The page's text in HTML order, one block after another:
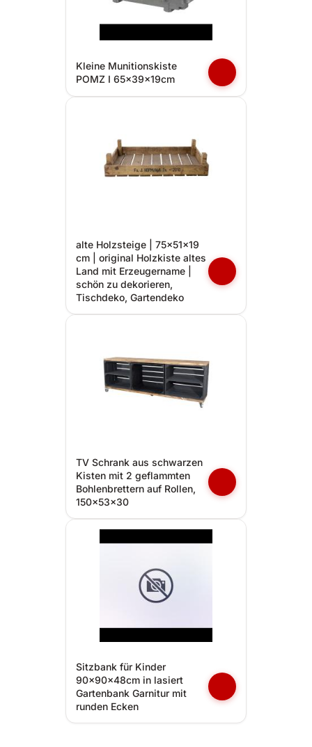
Kleine Munitionskiste
POMZ I 65x39x19cm
alte Holzsteige | 75x51x19
cm | original Holzkiste altes
Land mit Erzeugername |
schön zu dekorieren,
Tischdeko, Gartendeko
TV Schrank aus schwarzen
Kisten mit 2 geflammten
Bohlenbrettern auf Rollen,
150x53x30
Sitzbank für Kinder
90x90x48cm in lasiert
Gartenbank Garnitur mit
runden Ecken